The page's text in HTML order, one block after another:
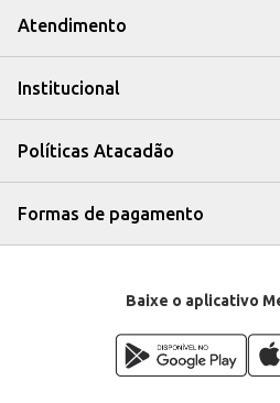
lanchonetes.
Com o Biscoito Recheado Passatempo
Atendimento
Institucional
Políticas Atacadão
Formas de pagamento
Baixe o aplicativo